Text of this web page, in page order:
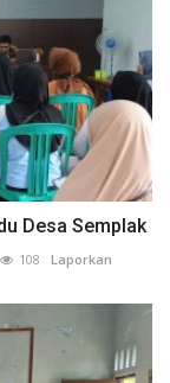
Desa Semplak
108 Laporkan